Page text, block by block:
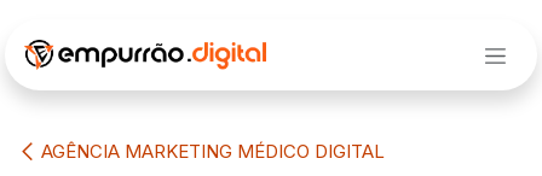
AGÊNCIA MARKETING MÉDICO DIGITAL